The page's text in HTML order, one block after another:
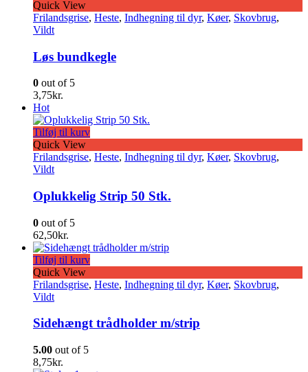
Quick View
Frilandsgrise, Heste, Indhegning til dyr, Køer, Skovbrug,
Vildt
Løs bundkegle
0 out of 5
3,75kr.
Hot
Tilføj til kurv
Quick View
Frilandsgrise, Heste, Indhegning til dyr, Køer, Skovbrug,
Vildt
Oplukkelig Strip 50 Stk.
0 out of 5
62,50kr.
Tilføj til kurv
Quick View
Frilandsgrise, Heste, Indhegning til dyr, Køer, Skovbrug,
Vildt
Sidehængt trådholder m/strip
5.00 out of 5
8,75kr.